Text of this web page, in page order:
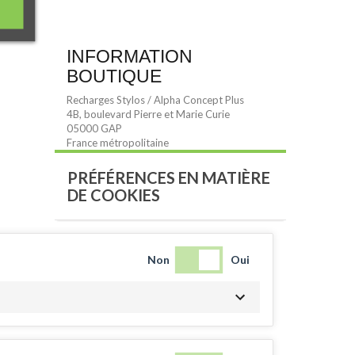
INFORMATION
BOUTIQUE
Recharges Stylos / Alpha Concept Plus
4B, boulevard Pierre et Marie Curie
05000 GAP
France métropolitaine
PRÉFÉRENCES EN MATIÈRE
DE COOKIES
Non Oui